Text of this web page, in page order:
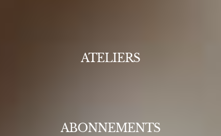
ATELIERS
ABONNEMENTS